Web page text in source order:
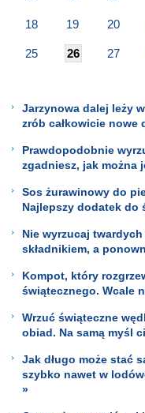
18 19 20
25 26 27
Jarzynowa dalej leży
zrób całkowicie nowe
Prawdopodobnie
zgadniesz, jak można
Sos żurawinowy do
Najlepszy dodatek do
Nie wyrzucaj twardych
składnikiem, a
Kompot, który
świątecznego. Wcale
Wrzuć świąteczne
obiad. Na samą myśl
Jak długo może stać
szybko nawet w
»